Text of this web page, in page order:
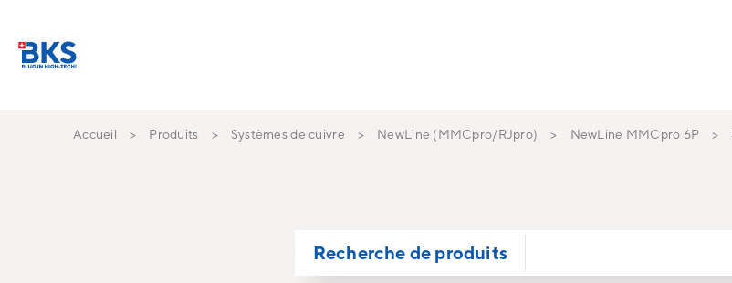
Accueil Produits Systèmes de cuivre NewLine (MMCpro/RJpro) NewLine MMCpro 6P
Recherche de produits